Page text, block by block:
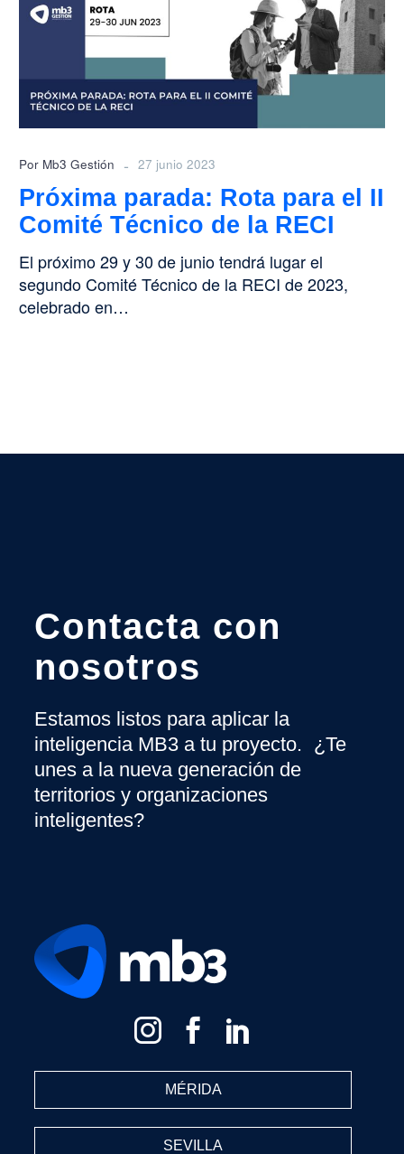
Comité
Técnico
la
RECI
Por Mb3 Gestión - 27 junio 2023
Próxima parada: Rota para el II
Comité Técnico de la RECI
El próximo 29 y 30 de junio tendrá lugar el
segundo Comité Técnico de la RECI de 2023,
celebrado en…
Contacta con
nosotros
Estamos listos para aplicar la
inteligencia MB3 a tu proyecto. ¿Te
unes a la nueva generación de
territorios y organizaciones
inteligentes?
MÉRIDA
SEVILLA